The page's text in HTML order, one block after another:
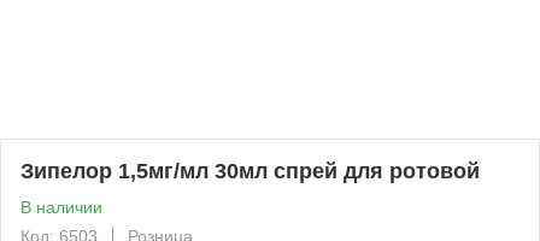
Зипелор 1,5мг/мл 30мл спрей для ротовой
В наличии
Код: 6503
Розница